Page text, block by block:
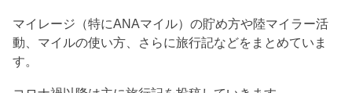
マイレージ（特にANAマイル）の貯め方や陸マイラー活
動、マイルの使い方、さらに旅行記などをまとめていま
す。